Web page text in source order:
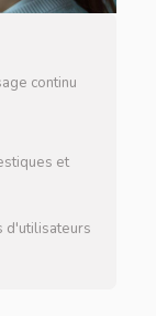
continu
et
d'utilisateurs